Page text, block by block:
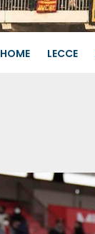
HOME LECCE